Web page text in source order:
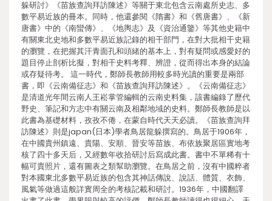
躲研討》《苗族查詢拜訪陳述》等關于東北包含云南處所史志、多
數平易近族的冊本。同時，他還參閱《隋書》和《舊唐書》、《新
唐書》中的《南蠻傳》、《地輿志》及《資治通鑒》等其他史籍中
有關東北史地和多數平易近族記錄的相干部門，在對大批相干史籍
的瀏覽，在把握其汗青面孔和頭緒的基本上，對有疑問或感愛好的
題目停止剖析比擬，對相干史料考釋、辨證，從而得出本身的結論
或存疑待考。 這一時代，鄭師長教師用較多時光讀的重要是兩部
書，即《云南備征志》和《苗族查詢拜訪陳述》。《云南備征志》
是清道光年間云南人王崧掌管編輯的云南史料集，該書編錄了歷代
野史、筆記和方志中有關云南及相鄰地域的史料。鄭師長教師是以
此書為基礎材料，孜孜不倦，在蒙自時代天天必讀。《苗族查詢拜
訪陳述》則是japan(日本)學者鳥居龍躲撰寫的。鳥居于1906年，
在中國貴州鎮遠、貴陽、安順、晉安等苗族、布依族聚居區實地考
核了四十多天后，又經數年收拾研討后寫成此書。書中不單稀有十
幅可貴照片，還有圖表之類幫助瀏覽。在鳥居之前，沒有中國粹者
對本國東北多數平易近族的包含其神話傳說、說話、體質、衣飾、
風氣等做過這般詳實周全的考核記載和研討。1936年，中國翻譯